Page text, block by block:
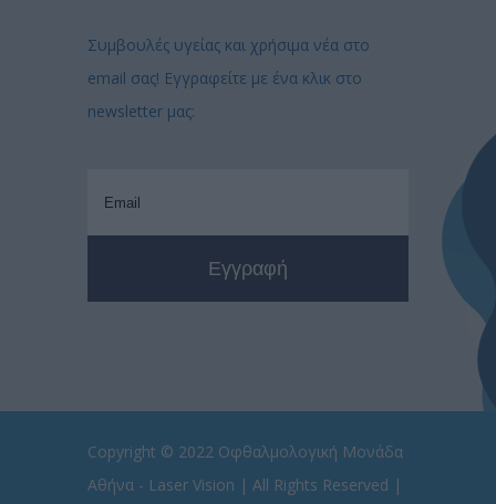
Συμβουλές υγείας και χρήσιμα νέα στο
email σας! Εγγραφείτε με ένα κλικ στο
newsletter μας:
Copyright © 2022 Οφθαλμολογική Μονάδα
Αθήνα - Laser Vision | All Rights Reserved |